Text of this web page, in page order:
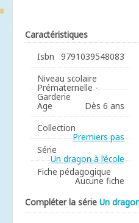
Caractéristiques
Isbn
9791039548083
Niveau scolaire
Prématernelle -
Garderie
Age
Dès 6 ans
Collection
Premiers pas
Série
Un dragon à l’école
Fiche pédagogique
Aucune fiche
Compléter la série Un